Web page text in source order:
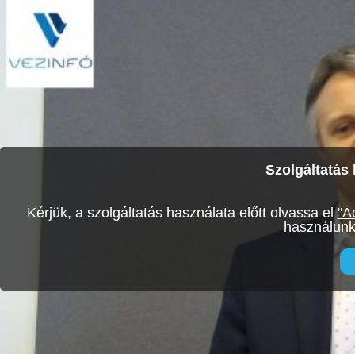
Szolgáltatás
Kérjük, a szolgáltatás használata előtt olvassa el